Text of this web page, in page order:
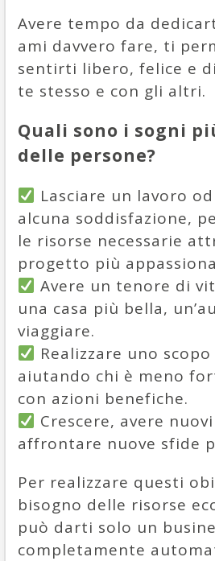
Avere tempo da
ami davvero fare, ti
sentirti libero, felice e
te stesso e con gli altri.
Quali sono i sogni
delle persone?
Lasciare un lavoro
alcuna soddisfazione,
le risorse necessarie
progetto più
Avere un tenore di
una casa più bella,
viaggiare.
Realizzare uno
aiutando chi è meno
con azioni benefiche.
Crescere, avere
affrontare nuove sfide
Per realizzare questi
bisogno delle risorse
può darti solo un
completamente